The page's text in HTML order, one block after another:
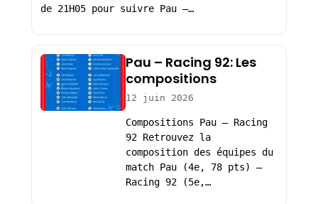
de 21H05 pour suivre Pau –…
Pau – Racing 92: Les
compositions
12 juin 2026
Compositions Pau – Racing
92 Retrouvez la
composition des équipes du
match Pau (4e, 78 pts) –
Racing 92 (5e,…